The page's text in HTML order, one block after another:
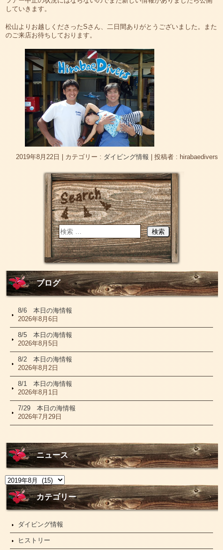
していきます。
松山よりお越しくださったSさん、二日間ありがとうございました。また
のご来店お待ちしております。
2019年8月22日 | カテゴリー : ダイビング情報 | 投稿者 : hirabaedivers
ブログ
8/6 本日の海情報
2026年8月6日
8/5 本日の海情報
2026年8月5日
8/2 本日の海情報
2026年8月2日
8/1 本日の海情報
2026年8月1日
7/29 本日の海情報
2026年7月29日
ニュース
ニ
ュ
ー
カテゴリー
ダイビング情報
ヒストリー